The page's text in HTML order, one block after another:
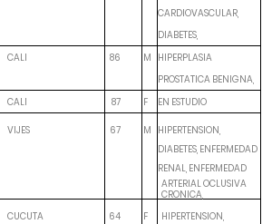
CARDIOVASCULAR,
DIABETES,
CALI 86 M HIPERPLASIA
PROSTATICA BENIGNA,
CALI 87 F EN ESTUDIO
VIJES 67 M HIPERTENSION,
DIABETES, ENFERMEDAD
RENAL, ENFERMEDAD
ARTERIAL OCLUSIVA
CRONICA,
CUCUTA 64 F
HIPERTENSION,